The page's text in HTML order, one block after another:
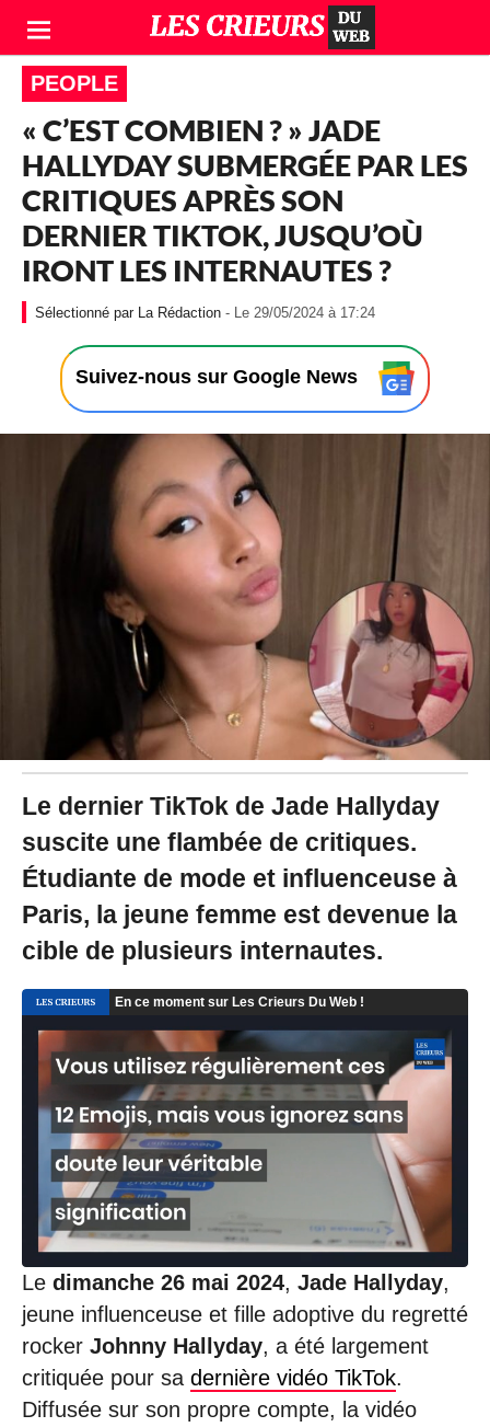
PEOPLE
« C’EST COMBIEN ? » JADE
HALLYDAY SUBMERGÉE PAR LES
CRITIQUES APRÈS SON
DERNIER TIKTOK, JUSQU’OÙ
IRONT LES INTERNAUTES ?
La Rédaction - Le 29/05/2024 à 17:24
2
9
/
0
à
1
7
:
4
Suivez-nous sur Google News
Le dernier TikTok de Jade Hallyday
suscite une flambée de critiques.
Étudiante de mode et influenceuse à
Paris, la jeune femme est devenue la
cible de plusieurs internautes.
Le dimanche 26 mai 2024, Jade Hallyday,
jeune influenceuse et fille adoptive du regretté
rocker Johnny Hallyday, a été largement
critiquée pour sa dernière vidéo TikTok.
Diffusée sur son propre compte, la vidéo